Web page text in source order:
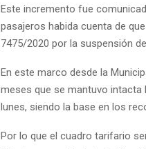
Este incremento fue
pasajeros habida cuenta de
7475/2020 por la suspensión
En este marco desde la
meses que se mantuvo
lunes, siendo la base en los
Por lo que el cuadro tarifario